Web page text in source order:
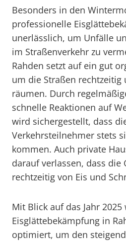
Besonders in den
professionelle
unerlässlich, um Unfälle
im Straßenverkehr zu
Rahden setzt auf ein gut
um die Straßen rechtzeitig
räumen. Durch
schnelle Reaktionen auf
wird sichergestellt, dass
Verkehrsteilnehmer stets
kommen. Auch private
darauf verlassen, dass die
rechtzeitig von Eis und
Mit Blick auf das Jahr
Eisglättebekämpfung in
optimiert, um den